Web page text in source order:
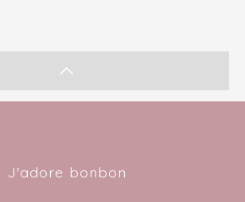
J'adore bonbon